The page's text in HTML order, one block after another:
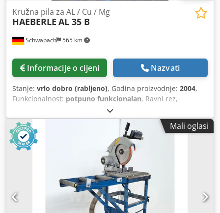
Schwabach 565 km
Kružna pila za AL / Cu / Mg
HAEBERLE AL 35 B
Informacije o cijeni Nazvati
Stanje: vrlo dobro (rabljeno), Godina proizvodnje: 2004,
Funkcionalnost: potpuno funkcionalan, Ravni rez,
područje 105 x 105 mm, okruglo = 120 mm Motor: 1,7 / 2,2
kW Dksdeznc Svspfx Ailjr Veličina lista pile: 350 mm Broj
okretaja lista pile: 1400 / 2800 o/min Pneumatsko
zatezanje.
Mali oglasi